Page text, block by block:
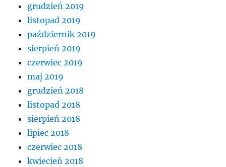
grudzień 2019
listopad 2019
październik 2019
sierpień 2019
czerwiec 2019
maj 2019
grudzień 2018
listopad 2018
sierpień 2018
lipiec 2018
czerwiec 2018
kwiecień 2018